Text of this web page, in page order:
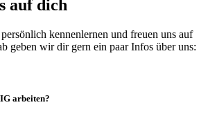
auf dich
kennenlernen und freuen uns auf
geben wir dir gern ein paar Infos über uns:
arbeiten?